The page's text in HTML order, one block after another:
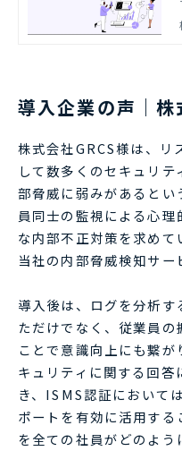
導入企業の声｜株
株式会社GRCS様は、リ
して数多くのセキュリ
部脅威に弱みがあると
員同士の監視による心
な内部不正対策を求め
当社の内部脅威検知サー
導入後は、ログを分析
ただけでなく、従業員
ことで意識向上にも繋
キュリティに関する回
き、ISMS認証において
ポートを有効に活用す
を全ての社員がどのよ